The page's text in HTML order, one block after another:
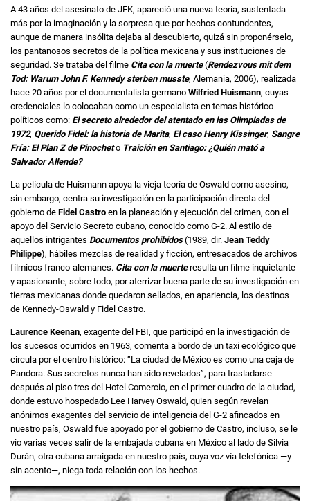
A 43 años del asesinato de JFK, apareció una nueva teoría, sustentada
más por la imaginación y la sorpresa que por hechos contundentes,
aunque de manera insólita dejaba al descubierto, quizá sin proponérselo,
los pantanosos secretos de la política mexicana y sus instituciones de
seguridad. Se trataba del filme Cita con la muerte(Rendezvous mit dem
Tod: Warum John F. Kennedy sterben musste, Alemania, 2006), realizada
hace 20 años por el documentalista germano Wilfried Huismann, cuyas
credenciales lo colocaban como un especialista en temas histórico-
políticos como: El secreto alrededor del atentado en las Olimpiadas de
1972, Querido Fidel: la historia de Marita, El caso Henry Kissinger, Sangre
Fría: El Plan Z de Pinocheto Traición en Santiago: ¿Quién mató a
Salvador Allende?
La película de Huismann apoya la vieja teoría de Oswald como asesino,
sin embargo, centra su investigación en la participación directa del
gobierno de Fidel Castro en la planeación y ejecución del crimen, con el
apoyo del Servicio Secreto cubano, conocido como G-2. Al estilo de
aquellos intrigantes Documentos prohibidos(1989, dir. Jean Teddy
Philippe), hábiles mezclas de realidad y ficción, entresacados de archivos
fílmicos franco-alemanes. Cita con la muerteresulta un filme inquietante
y apasionante, sobre todo, por aterrizar buena parte de su investigación en
tierras mexicanas donde quedaron sellados, en apariencia, los destinos
de Kennedy-Oswald y Fidel Castro.
Laurence Keenan, exagente del FBI, que participó en la investigación de
los sucesos ocurridos en 1963, comenta a bordo de un taxi ecológico que
circula por el centro histórico: “La ciudad de México es como una caja de
Pandora. Sus secretos nunca han sido revelados”, para trasladarse
después al piso tres del Hotel Comercio, en el primer cuadro de la ciudad,
donde estuvo hospedado Lee Harvey Oswald, quien según revelan
anónimos exagentes del servicio de inteligencia del G-2 afincados en
nuestro país, Oswald fue apoyado por el gobierno de Castro, incluso, se le
vio varias veces salir de la embajada cubana en México al lado de Silvia
Durán, otra cubana arraigada en nuestro país, cuya voz vía telefónica —y
sin acento—, niega toda relación con los hechos.